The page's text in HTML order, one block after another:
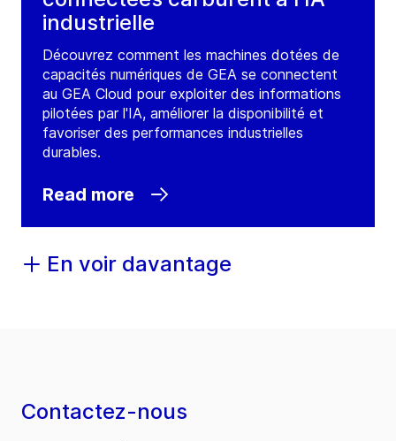
industrielle
Découvrez comment les machines dotées de
capacités numériques de GEA se connectent
au GEA Cloud pour exploiter des informations
pilotées par l'IA, améliorer la disponibilité et
favoriser des performances industrielles
durables.
Read more
En voir davantage
Contactez-nous